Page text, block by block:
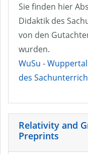
Sie finden hier
Didaktik des
von den
wurden.
WuSu -
des
Relativity and
Preprints